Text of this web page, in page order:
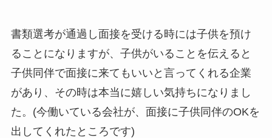
書類選考が通過し面接を受ける時には子供を預け
ることになりますが、子供がいることを伝えると
子供同伴で面接に来てもいいと言ってくれる企業
があり、その時は本当に嬉しい気持ちになりまし
た。(今働いている会社が、面接に子供同伴のOKを
出してくれたところです)